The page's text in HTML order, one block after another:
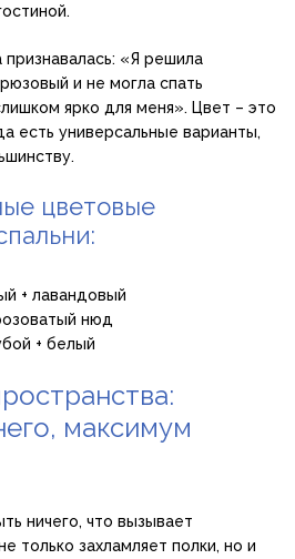
«Я решила
и не могла спать
ярко для меня». Цвет – это
есть универсальные варианты,
цветовые
+ лавандовый
нюд
+ белый
максимум
ничего, что вызывает
только захламляет полки, но и